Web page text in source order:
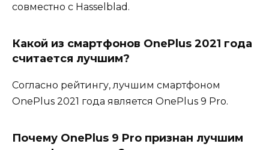
совместно с Hasselblad.
Какой из смартфонов OnePlus 2021 года
считается лучшим?
Согласно рейтингу, лучшим смартфоном
OnePlus 2021 года является OnePlus 9 Pro.
Почему OnePlus 9 Pro признан лучшим